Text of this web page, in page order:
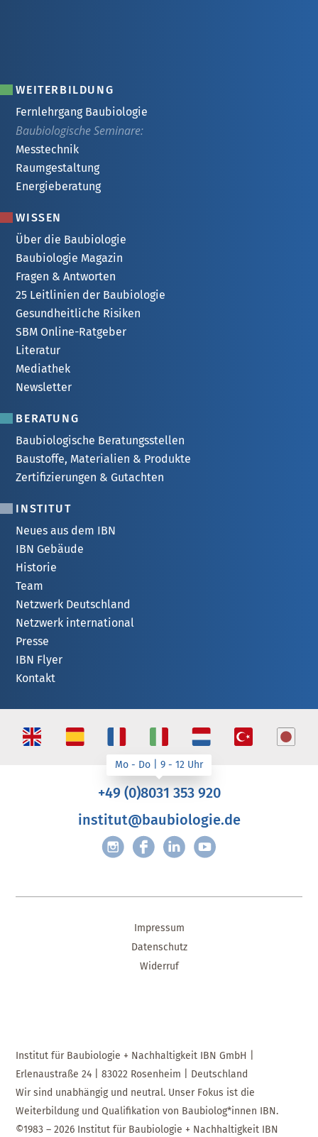
WEITERBILDUNG
Fernlehrgang Baubiologie
Baubiologische Seminare:
Messtechnik
Raumgestaltung
Energieberatung
WISSEN
Über die Baubiologie
Baubiologie Magazin
Fragen & Antworten
25 Leitlinien der Baubiologie
Gesundheitliche Risiken
SBM Online-Ratgeber
Literatur
Mediathek
Newsletter
BERATUNG
Baubiologische Beratungsstellen
Baustoffe, Materialien & Produkte
Zertifizierungen & Gutachten
INSTITUT
Neues aus dem IBN
IBN Gebäude
Historie
Team
Netzwerk Deutschland
Netzwerk international
Presse
IBN Flyer
Kontakt
+49 (0)8031 353 920
institut@baubiologie.de
Impressum
Datenschutz
Widerruf
Institut für Baubiologie + Nachhaltigkeit IBN GmbH |
Erlenaustraße 24 | 83022 Rosenheim | Deutschland
Wir sind unabhängig und neutral. Unser Fokus ist die
Weiterbildung und Qualifikation von Baubiolog*innen IBN.
©1983 – 2026 Institut für Baubiologie + Nachhaltigkeit IBN